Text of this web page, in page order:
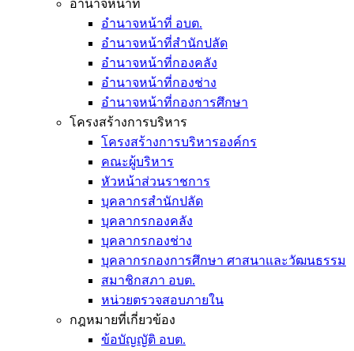
อำนาจหน้าที่
อำนาจหน้าที่ อบต.
อำนาจหน้าที่สำนักปลัด
อำนาจหน้าที่กองคลัง
อำนาจหน้าที่กองช่าง
อำนาจหน้าที่กองการศึกษา
โครงสร้างการบริหาร
โครงสร้างการบริหารองค์กร
คณะผู้บริหาร
หัวหน้าส่วนราชการ
บุคลากรสำนักปลัด
บุคลากรกองคลัง
บุคลากรกองช่าง
บุคลากรกองการศึกษา ศาสนาและวัฒนธรรม
สมาชิกสภา อบต.
หน่วยตรวจสอบภายใน
กฎหมายที่เกี่ยวข้อง
ข้อบัญญัติ อบต.